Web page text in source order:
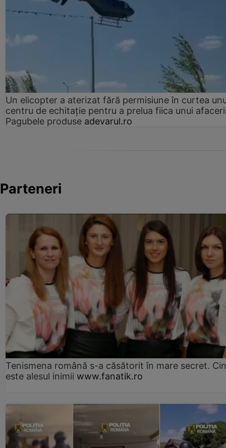
Un elicopter a aterizat fără permisiune în curtea
centru de echitație pentru a prelua fiica unui
Pagubele produse adevarul.ro
Parteneri
Tenismena română s-a căsătorit în mare secret.
este alesul inimii www.fanatik.ro